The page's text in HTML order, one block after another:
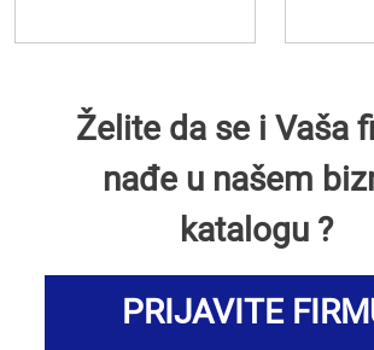
Želite da se i Vaša
nađe u našem
katalogu ?
PRIJAVITE